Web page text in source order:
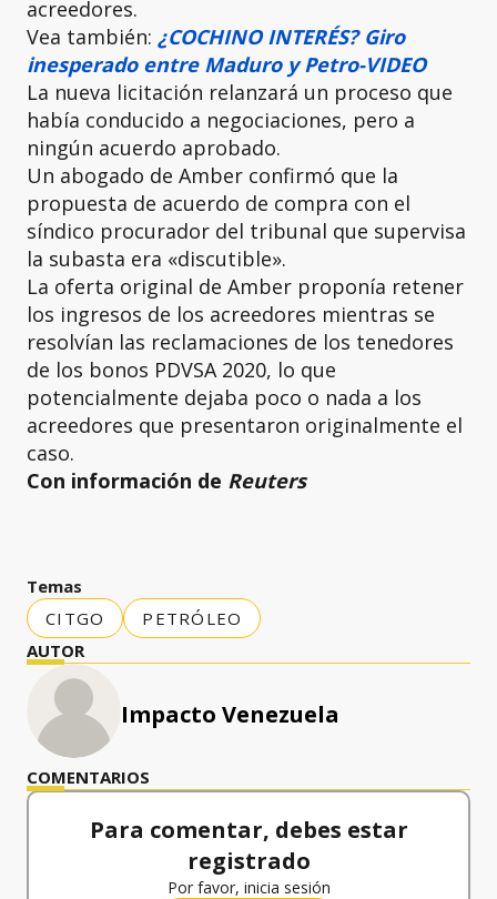
acreedores.
Vea también: ¿COCHINO INTERÉS? Giro
inesperado entre Maduro y Petro-VIDEO
La nueva licitación relanzará un proceso que
había conducido a negociaciones, pero a
ningún acuerdo aprobado.
Un abogado de Amber confirmó que la
propuesta de acuerdo de compra con el
síndico procurador del tribunal que supervisa
la subasta era «discutible».
La oferta original de Amber proponía retener
los ingresos de los acreedores mientras se
resolvían las reclamaciones de los tenedores
de los bonos PDVSA 2020, lo que
potencialmente dejaba poco o nada a los
acreedores que presentaron originalmente el
caso.
Con información de Reuters
Temas
CITGO
PETRÓLEO
AUTOR
Impacto Venezuela
COMENTARIOS
Para comentar, debes estar
registrado
Por favor, inicia sesión